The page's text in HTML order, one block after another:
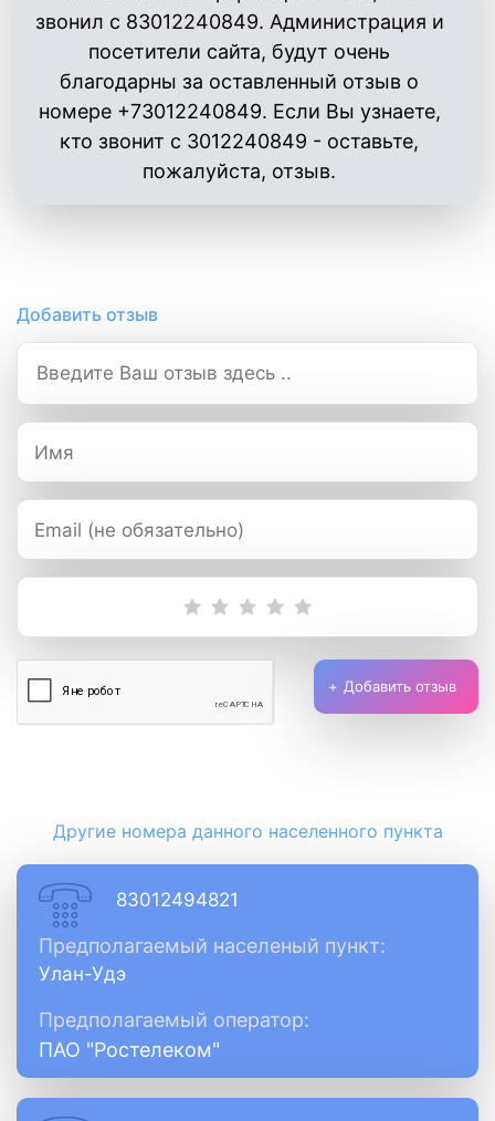
звонил с 83012240849. Администрация и
посетители сайта, будут очень
благодарны за оставленный отзыв о
номере +73012240849. Если Вы узнаете,
кто звонит с 3012240849 - оставьте,
пожалуйста, отзыв.
Добавить отзыв
Добавить отзыв
Другие номера данного населенного пункта
83012494821
Предполагаемый населеный пункт:
Улан-Удэ
Предполагаемый оператор:
ПАО "Ростелеком"